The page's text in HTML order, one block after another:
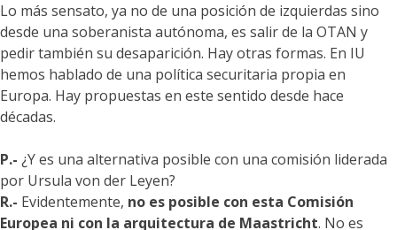
Lo más sensato, ya no de una posición de izquierdas sino
desde una soberanista autónoma, es salir de la OTAN y
pedir también su desaparición. Hay otras formas. En IU
hemos hablado de una política securitaria propia en
Europa. Hay propuestas en este sentido desde hace
décadas.
P.- ¿Y es una alternativa posible con una comisión liderada
por Ursula von der Leyen?
R.- Evidentemente, no es posible con esta Comisión
Europea ni con la arquitectura de Maastricht. No es